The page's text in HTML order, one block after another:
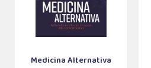
Medicina Alternativa